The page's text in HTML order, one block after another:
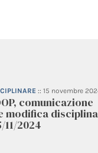
:: 15 novembre
comunicazione
modifica
11/2024